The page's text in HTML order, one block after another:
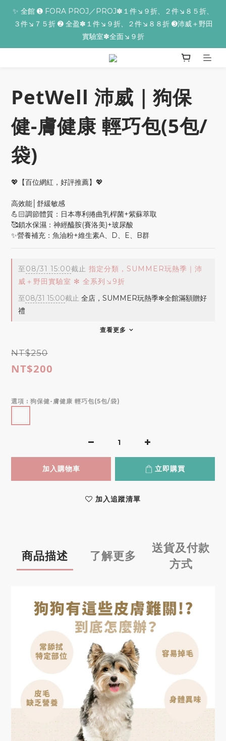
✨全館滿額贈 ➊滿９９９贈▸海葡萄蘆薈補水面膜 ➋滿１９９９贈▸
零油光UV防曬乳 ➌滿３２９９贈▸保濕亮顏卸妝膏
✨ 全館 ➊ FORA PROJ／PROJ✽１件↘９折、２件↘８５折、
３件↘７５折 ➋ 全盈✽１件↘９折、２件↘８８折 ➌沛威＋野田
實驗室✽全面↘９折
零油光UV防曬乳 ➌滿３２９９贈▸保濕亮顏卸妝膏
PetWell 沛威｜狗保
健-膚健康 輕巧包(5包/
袋)
💖【百位網紅，好評推薦】💖
高效能│舒緩敏感
💪🏻調節體質：日本專利捲曲乳桿菌+紫蘇萃取
🥰鎖水保濕：神經醯胺(賽洛美)+玻尿酸
✨營養補充：魚油粉+維生素A、D、E、B群
至08/31 15:00截止 指定分類，SUMMER玩熱季｜沛
威＋野田實驗室 ✻ 全系列↘9折
至08/31 15:00截止 全店，SUMMER玩熱季✻全館滿額贈好
禮
查看更多
NT$250
NT$200
選項 : 狗保健-膚健康 輕巧包(5包/袋)
加入購物車 立即購買
加入追蹤清單
商品描述 了解更多
送貨及付款
方式